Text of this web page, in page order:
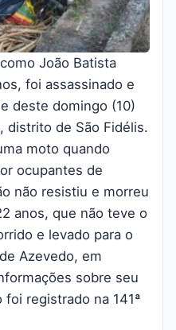
João Batista
foi assassinado e
deste domingo (10)
distrito de São Fidélis.
moto quando
ocupantes de
não resistiu e morreu
anos, que não teve o
e levado para o
Azevedo, em
sobre seu
registrado na 141ª